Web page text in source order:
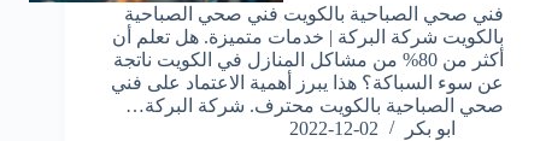
فني صحي الصباحية بالكويت فني صحي الصباحية
بالكويت شركة البركة | خدمات متميزة. هل تعلم أن
أكثر من 80% من مشاكل المنازل في الكويت ناتجة
عن سوء السباكة؟ هذا يبرز أهمية الاعتماد على فني
صحي الصباحية بالكويت محترف. شركة البركة…
ابو بكر
2022-12-02